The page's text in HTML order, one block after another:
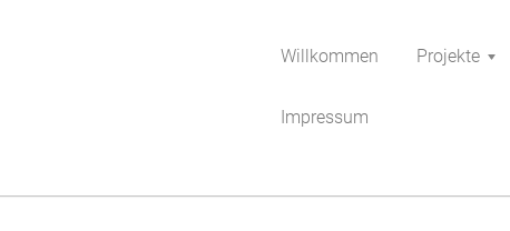
Willkommen Projekte
Impressum